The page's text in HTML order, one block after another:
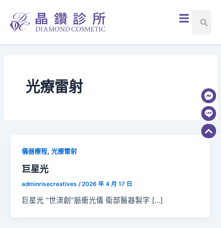
選
單
尋
光療雷射
儀器療程,光療雷射
巨星光
adminrisecreatives/2026 年 4 月 17 日
巨星光 “世渼創”脈衝光儀 衛部醫器製字 […]